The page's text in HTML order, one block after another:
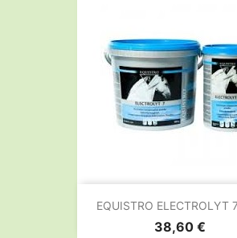
EQUISTRO ELECTROLYT
Prix
38,60 €